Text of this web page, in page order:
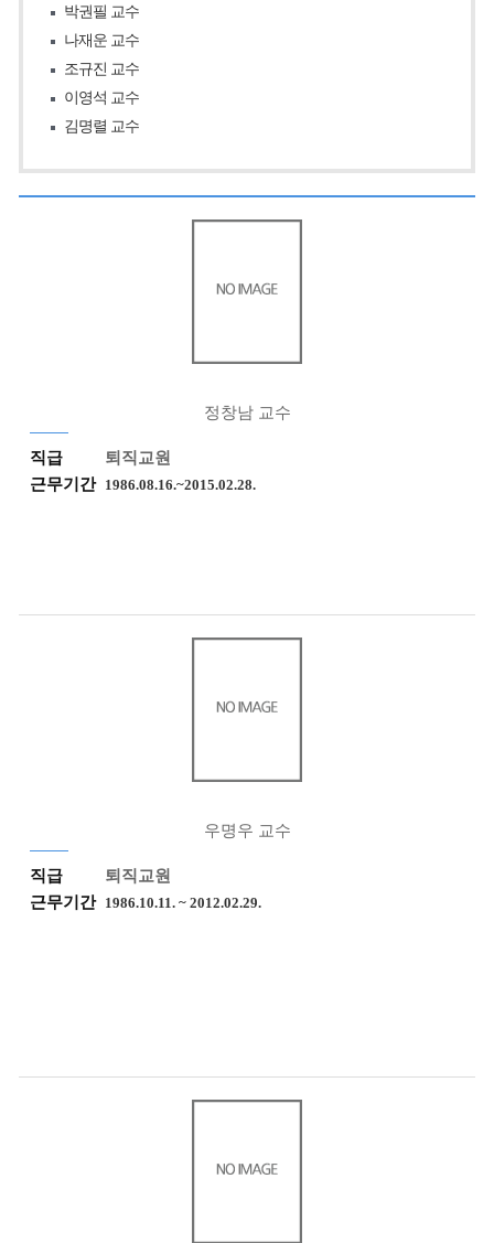
박권필 교수
나재운 교수
조규진 교수
이영석 교수
김명렬 교수
정창남 교수
직급
퇴직교원
근무기간 1986.08.16.~2015.02.28.
우명우 교수
직급
퇴직교원
근무기간 1986.10.11. ~ 2012.02.29.